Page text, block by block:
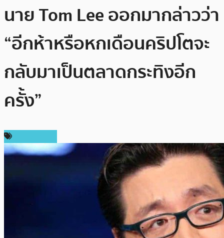
นาย Tom Lee ออกมากล่าวว่า
“อีกห้าหรือหกเดือนคริปโตจะ
กลับมาเป็นตลาดกระทิงอีก
ครั้ง”